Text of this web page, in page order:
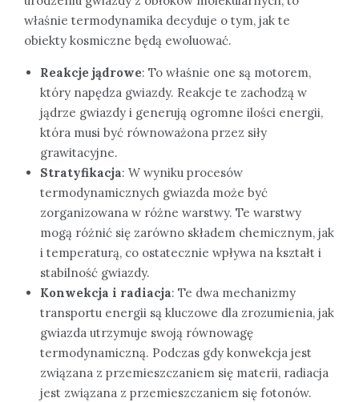
właśnie termodynamika decyduje o tym, jak te
obiekty kosmiczne będą ewoluować.
Reakcje jądrowe: To właśnie one są motorem,
który napędza gwiazdy. Reakcje te zachodzą w
jądrze gwiazdy i generują ogromne ilości energii,
która musi być równoważona przez siły
grawitacyjne.
Stratyfikacja: W wyniku procesów
termodynamicznych gwiazda może być
zorganizowana w różne warstwy. Te warstwy
mogą różnić się zarówno składem chemicznym, jak
i temperaturą, co ostatecznie wpływa na kształt i
stabilność gwiazdy.
Konwekcja i radiacja: Te dwa mechanizmy
transportu energii są kluczowe dla zrozumienia, jak
gwiazda utrzymuje swoją równowagę
termodynamiczną. Podczas gdy konwekcja jest
związana z przemieszczaniem się materii, radiacja
jest związana z przemieszczaniem się fotonów.